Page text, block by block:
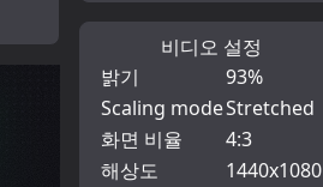
비디오 설정
밝기
93%
Scaling modeStretched
화면 비율
4:3
해상도
1440x1080